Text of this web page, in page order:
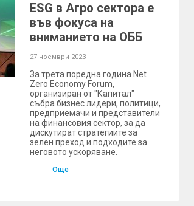
ЕSG в Агро сектора е
във фокуса на
вниманието на ОББ
27 ноември 2023
За трета поредна година Net
Zero Economy Forum,
организиран от "Капитал"
събра бизнес лидери, политици,
предприемачи и представители
на финансовия сектор, за да
дискутират стратегиите за
зелен преход и подходите за
неговото ускоряване.
Още